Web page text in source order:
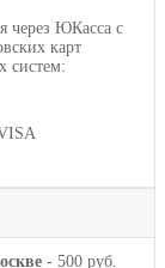
через ЮКасса с
карт
систем:
- 500 руб.